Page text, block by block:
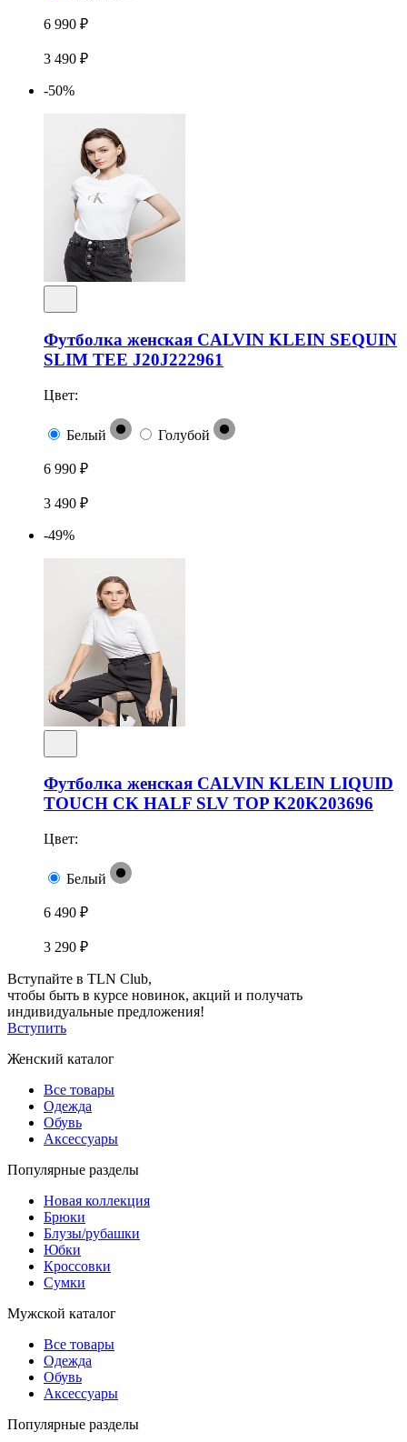
6 990 ₽
3 490 ₽
-50%
Футболка женская CALVIN KLEIN SEQUIN
SLIM TEE J20J222961
Цвет:
Белый Голубой
6 990 ₽
3 490 ₽
-49%
Футболка женская CALVIN KLEIN LIQUID
TOUCH CK HALF SLV TOP K20K203696
Цвет:
Белый
6 490 ₽
3 290 ₽
Вступайте в TLN Club,
чтобы быть в курсе новинок, акций и получать
индивидуальные предложения!
Вступить
Женский каталог
Все товары
Одежда
Обувь
Аксессуары
Популярные разделы
Новая коллекция
Брюки
Блузы/рубашки
Юбки
Кроссовки
Сумки
Мужской каталог
Все товары
Одежда
Обувь
Аксессуары
Популярные разделы